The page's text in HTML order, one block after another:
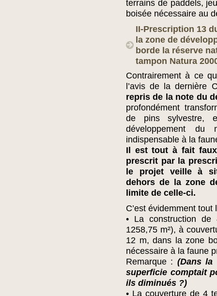
terrains de paddels,
boisée nécessaire au
II-Prescription 13
la zone de
borde la réserve
tampon Natura
Contrairement à ce
l’avis de la dernière
repris de la note du
profondément
de pins sylvestre,
développement du
indispensable à la
Il est tout à fait
prescrit par la
le projet veille à
dehors de la zone
limite de celle-ci.
C’est évidemment tout
• La construction
1258,75 m²), à
12 m, dans la zone
nécessaire à la faune
Remarque : (Dans la
superficie comptait
ils diminués ?)
• La couverture de 4